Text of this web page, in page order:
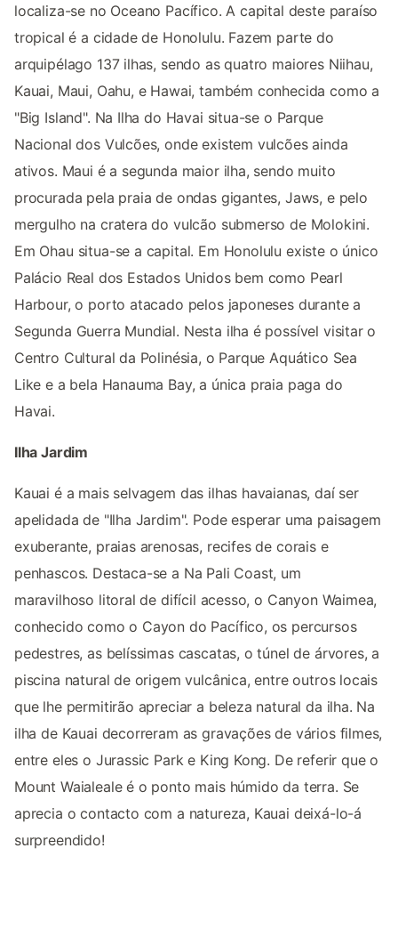
localiza-se no Oceano Pacífico. A capital deste paraíso
tropical é a cidade de Honolulu. Fazem parte do
arquipélago 137 ilhas, sendo as quatro maiores Niihau,
Kauai, Maui, Oahu, e Hawai, também conhecida como a
"Big Island". Na Ilha do Havai situa-se o Parque
Nacional dos Vulcões, onde existem vulcões ainda
ativos. Maui é a segunda maior ilha, sendo muito
procurada pela praia de ondas gigantes, Jaws, e pelo
mergulho na cratera do vulcão submerso de Molokini.
Em Ohau situa-se a capital. Em Honolulu existe o único
Palácio Real dos Estados Unidos bem como Pearl
Harbour, o porto atacado pelos japoneses durante a
Segunda Guerra Mundial. Nesta ilha é possível visitar o
Centro Cultural da Polinésia, o Parque Aquático Sea
Like e a bela Hanauma Bay, a única praia paga do
Havai.
Ilha Jardim
Kauai é a mais selvagem das ilhas havaianas, daí ser
apelidada de "Ilha Jardim". Pode esperar uma paisagem
exuberante, praias arenosas, recifes de corais e
penhascos. Destaca-se a Na Pali Coast, um
maravilhoso litoral de difícil acesso, o Canyon Waimea,
conhecido como o Cayon do Pacífico, os percursos
pedestres, as belíssimas cascatas, o túnel de árvores, a
piscina natural de origem vulcânica, entre outros locais
que lhe permitirão apreciar a beleza natural da ilha. Na
ilha de Kauai decorreram as gravações de vários filmes,
entre eles o Jurassic Park e King Kong. De referir que o
Mount Waialeale é o ponto mais húmido da terra. Se
aprecia o contacto com a natureza, Kauai deixá-lo-á
surpreendido!